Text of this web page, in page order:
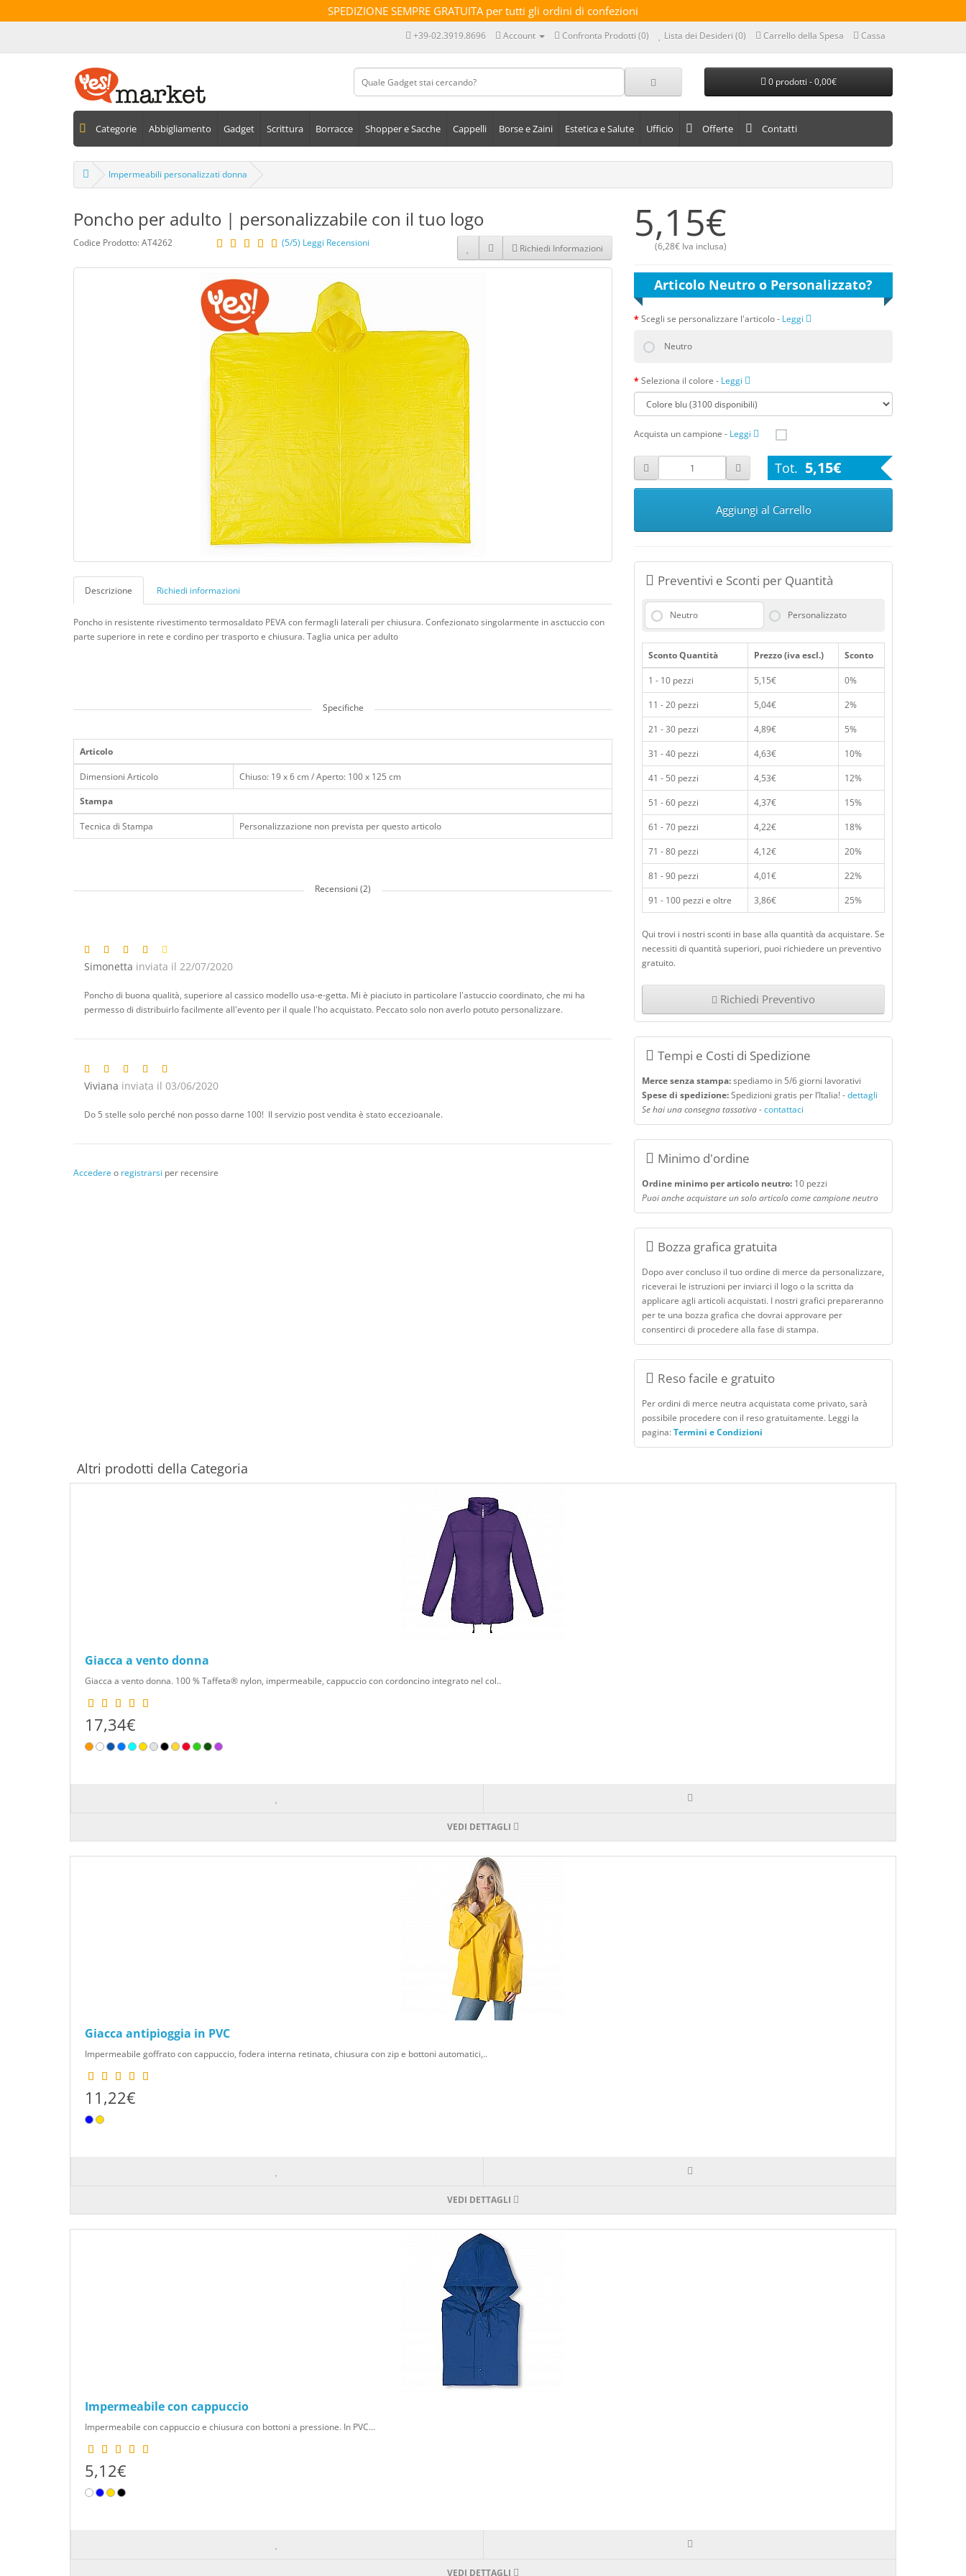
SPEDIZIONE SEMPRE GRATUITA per tutti gli ordini di confezioni
+39-02.3919.8696 Account Confronta Prodotti (0) Lista dei Desideri (0) Carrello della Spesa Cassa
0 prodotti - 0,00€
Categorie Abbigliamento Gadget Scrittura Borracce Shopper e Sacche Cappelli Borse e Zaini Estetica e Salute Ufficio Offerte Contatti
Impermeabili personalizzati donna
Poncho per adulto | personalizzabile con il tuo logo
Codice Prodotto: AT4262 (5/5) Leggi Recensioni Richiedi Informazioni
Descrizione Richiedi informazioni
Poncho in resistente rivestimento termosaldato PEVA con fermagli laterali per chiusura. Confezionato singolarmente in asctuccio con
parte superiore in rete e cordino per trasporto e chiusura. Taglia unica per adulto
Specifiche
Articolo
Dimensioni Articolo
Chiuso: 19 x 6 cm / Aperto: 100 x 125 cm
Stampa
Tecnica di Stampa Personalizzazione non prevista per questo articolo
Recensioni (2)
Simonetta inviata il 22/07/2020
Poncho di buona qualità, superiore al cassico modello usa-e-getta. Mi è piaciuto in particolare l'astuccio coordinato, che mi ha
permesso di distribuirlo facilmente all'evento per il quale l'ho acquistato. Peccato solo non averlo potuto personalizzare.
Viviana inviata il 03/06/2020
Do 5 stelle solo perché non posso darne 100! Il servizio post vendita è stato eccezioanale.
Accedere o registrarsi per recensire
5,15€
(6,28€ Iva inclusa)
Articolo Neutro o Personalizzato?
Scegli se personalizzare l'articolo- Leggi
Neutro
Seleziona il colore - Leggi
Acquista un campione - Leggi
5,15€
Aggiungi al Carrello
Preventivi e Sconti per Quantità
Neutro Personalizzato
Sconto Quantità Prezzo (iva escl.) Sconto
1 - 10 pezzi 5,15€
0%
11 - 20 pezzi
5,04€
2%
21 - 30 pezzi
4,89€
5%
31 - 40 pezzi
4,63€
10%
41 - 50 pezzi
4,53€
12%
51 - 60 pezzi
4,37€
15%
61 - 70 pezzi
4,22€
18%
71 - 80 pezzi
4,12€
20%
81 - 90 pezzi
4,01€
22%
91 - 100 pezzi e oltre
3,86€ 25%
Qui trovi i nostri sconti in base alla quantità da acquistare. Se
necessiti di quantità superiori, puoi richiedere un preventivo
gratuito.
Richiedi Preventivo
Tempi e Costi di Spedizione
Merce senza stampa:spediamo in 5/6 giorni lavorativi
Spese di spedizione:Spedizioni gratis per l’Italia! -dettagli
Se hai una consegna tassativa-contattaci
Minimo d'ordine
Ordine minimo per articolo neutro: 10 pezzi
Puoi anche acquistare un solo articolo come campione neutro
Bozza grafica gratuita
Dopo aver concluso il tuo ordine di merce da personalizzare,
riceverai le istruzioni per inviarci il logo o la scritta da
applicare agli articoli acquistati. I nostri grafici prepareranno
per te una bozza grafica che dovrai approvare per
consentirci di procedere alla fase di stampa.
Reso facile e gratuito
Per ordini di merce neutra acquistata come privato, sarà
possibile procedere con il reso gratuitamente. Leggi la
pagina:Termini e Condizioni
Altri prodotti della Categoria
Giacca a vento donna
Giacca a vento donna. 100 % Taffeta® nylon, impermeabile, cappuccio con cordoncino integrato nel col..
17,34€
VEDI DETTAGLI
Giacca antipioggia in PVC
Impermeabile goffrato con cappuccio, fodera interna retinata, chiusura con zip e bottoni automatici,..
11,22€
VEDI DETTAGLI
Impermeabile con cappuccio
Impermeabile con cappuccio e chiusura con bottoni a pressione. In PVC...
5,12€
VEDI DETTAGLI